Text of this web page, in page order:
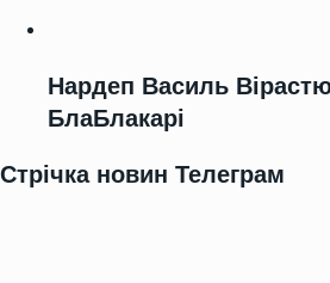
Нардеп Василь
БлаБлакарі
Стрічка новин Телеграм